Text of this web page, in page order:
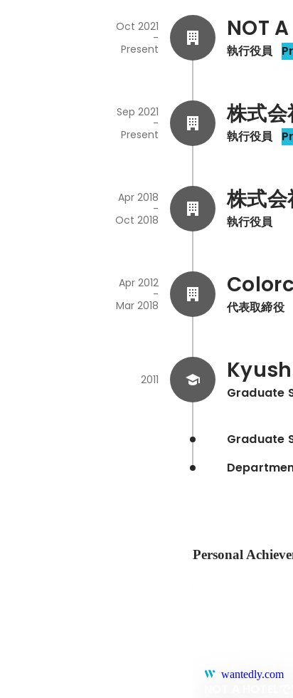
NOT
執行役員
Oct 2021
-
Present
株式
執行役員
Sep 2021
-
Present
株式
執行役員
Apr 2018
-
Oct 2018
代表取締役
Apr 2012
-
Mar 2018
Graduate
2011
Graduate
Personal
wantedly.com